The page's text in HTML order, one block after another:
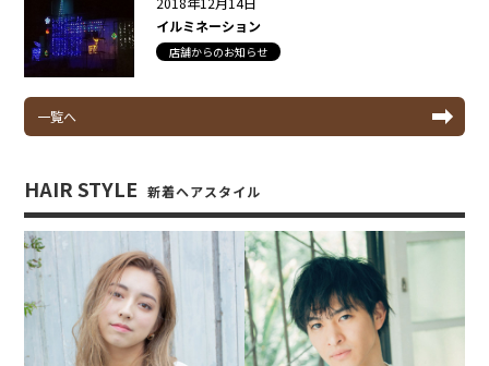
一覧へ
イルミネーション
店舗からのお知らせ
HAIR STYLE 新着ヘアスタイル